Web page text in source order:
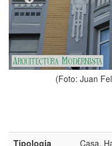
Perez, 2024)